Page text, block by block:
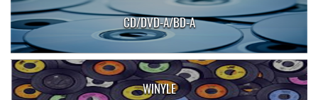
CD/DVD-A/BD-A
WINYLE